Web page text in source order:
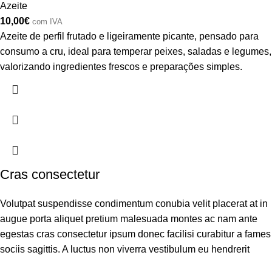
Azeite
10,00€ com IVA
Azeite de perfil frutado e ligeiramente picante, pensado para
consumo a cru, ideal para temperar peixes, saladas e legumes,
valorizando ingredientes frescos e preparações simples.
Cras consectetur
Volutpat suspendisse condimentum conubia velit placerat at in
augue porta aliquet pretium malesuada montes ac nam ante
egestas cras consectetur ipsum donec facilisi curabitur a fames
sociis sagittis. A luctus non viverra vestibulum eu hendrerit